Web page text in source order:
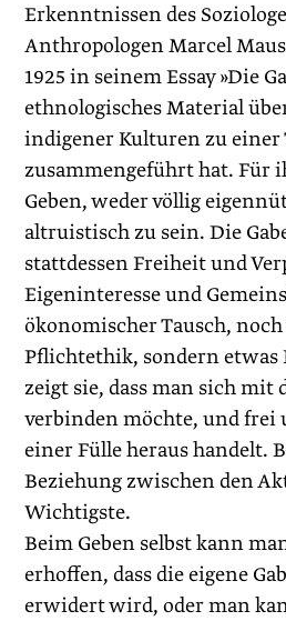
Erkenntnissen des
Anthropologen Marcel
1925 in seinem Essay »Die
ethnologisches Material
indigener Kulturen zu einer
zusammengeführt hat. Für
Geben, weder völlig
altruistisch zu sein. Die
stattdessen Freiheit und
Eigeninteresse und
ökonomischer Tausch,
Pflichtethik, sondern etwas
zeigt sie, dass man sich mit
verbinden möchte, und frei
einer Fülle heraus handelt.
Beziehung zwischen den
Wichtigste.
Beim Geben selbst kann
erhoffen, dass die eigene
erwidert wird, oder man